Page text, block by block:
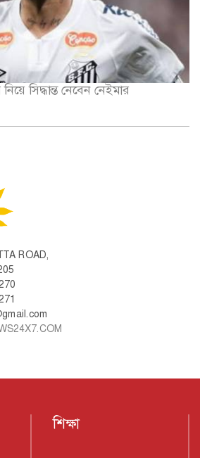
সিদ্ধান্ত নেবেন নেইমার
ROAD,
শিক্ষা